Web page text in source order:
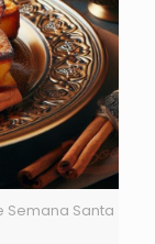
Semana Santa